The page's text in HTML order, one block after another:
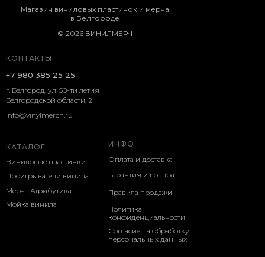
КОНТАКТЫ
г. Белгород, ул. 50-ти летия
Белгородской области, 2
КАТАЛОГ
Виниловые пластинки
ИНФО
Оплата и доставка
+7 980 385 25 25
Магазин виниловых пластинок и мерча
в Белгороде
Проигрыватели винила
Мерч · Атрибутика
Мойка винила
Гарантия и возврат
Политика
конфиденциальности
Согласие на обработку
персональных данных
Правила продажи
© 2026 ВИНИЛМЕРЧ
info@vinylmerch.ru